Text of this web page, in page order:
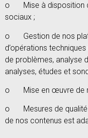
o Mise à disposition
sociaux ;
o Gestion de nos
d’opérations
de problèmes, analyse
analyses, études et
o Mise en œuvre de
o Mesures de qualité
de nos contenus est